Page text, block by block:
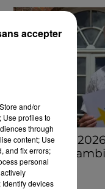
Stars'Terre
dévoile les
À quelques
édition de
and/or
profiles to
through
content; Use
and fix errors;
personal
devices
accepter